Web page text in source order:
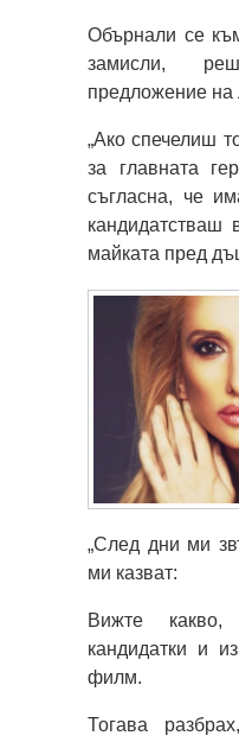
Обърнали се
замисли,
предложение на
„Ако спечелиш
за главната
съгласна, че
кандидатстваш
майката пред
„След дни ми
ми казват:
Вижте
кандидатки и
филм.
Тогава